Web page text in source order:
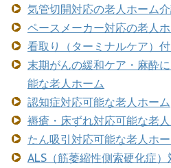
気管切開対応の老人ホーム
ペースメーカー対応の老人
看取り（ターミナルケア）
末期がんの緩和ケア・麻酔
能な老人ホーム
認知症対応可能な老人ホーム
褥瘡・床ずれ対応可能な老
たん吸引対応可能な老人ホ
ALS（筋萎縮性側索硬化症